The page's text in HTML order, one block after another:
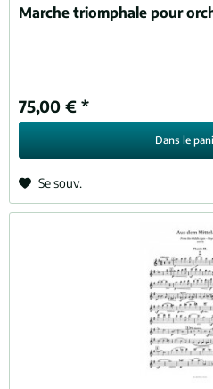
Marche triomphale pour
75,00 € *
Dans le
Se souv.